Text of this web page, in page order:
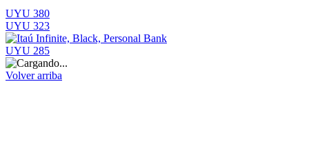
UYU 380
UYU 323
UYU 285
Volver arriba